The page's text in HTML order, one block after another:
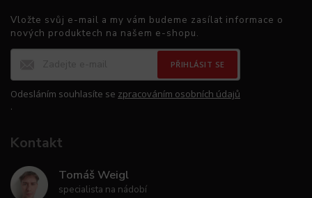
Vložte svůj e-mail a my vám budeme zasílat informace o
nových produktech na našem e-shopu.
PŘIHLÁSIT SE
Odesláním souhlasíte se zpracováním osobních údajů
.
Kontakt
Tomáš Weigl
specialista na nádobí